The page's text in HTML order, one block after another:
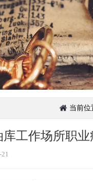
当前位
工作场所职
21